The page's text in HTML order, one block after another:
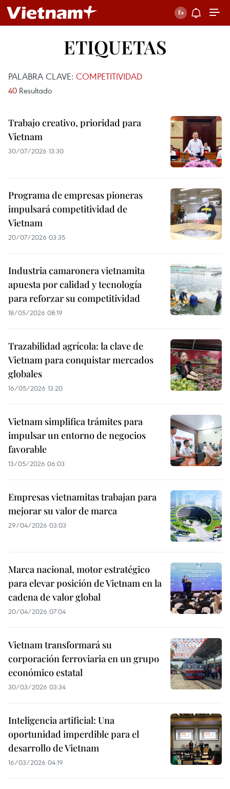
ETIQUETAS
PALABRA CLAVE: COMPETITIVIDAD
40 Resultado
Trabajo creativo, prioridad para
Vietnam
30/07/2026 13:30
Programa de empresas pioneras
impulsará competitividad de
Vietnam
20/07/2026 03:35
Industria camaronera vietnamita
apuesta por calidad y tecnología
para reforzar su competitividad
18/05/2026 08:19
Trazabilidad agrícola: la clave de
Vietnam para conquistar mercados
globales
16/05/2026 13:20
Vietnam simplifica trámites para
impulsar un entorno de negocios
favorable
13/05/2026 06:03
Empresas vietnamitas trabajan para
mejorar su valor de marca
29/04/2026 03:03
Marca nacional, motor estratégico
para elevar posición de Vietnam en la
cadena de valor global
20/04/2026 07:04
Vietnam transformará su
corporación ferroviaria en un grupo
económico estatal
30/03/2026 03:34
Inteligencia artificial: Una
oportunidad imperdible para el
desarrollo de Vietnam
16/03/2026 04:19